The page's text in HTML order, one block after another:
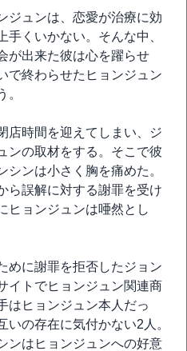
ジュンは、恋愛が治療に効
くいかない。そんな中、
が出来た彼は心を躍らせ
で終わらせたヒョンジュン
。
店時間を迎えてしまい、ジ
ンの取材をする。そこで彼
シンは小さく胸を痛めた。
ら誤解に対する謝罪を受け
ヒョンジュンは唖然とし
めに謝罪を拒否したジョン
イトでヒョンジュン関連商
はヒョンジュン本人だっ
の存在に気付かない2人。
ンはヒョンジュンへの好意